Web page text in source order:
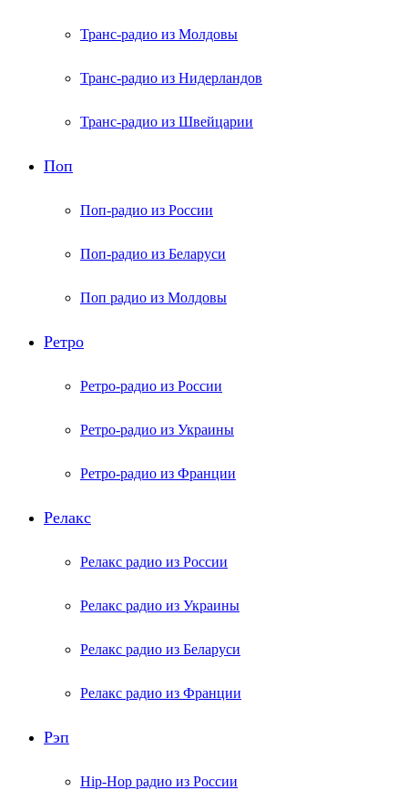
Транс-радио из Молдовы
Транс-радио из Нидерландов
Транс-радио из Швейцарии
Поп
Поп-радио из России
Поп-радио из Беларуси
Поп радио из Молдовы
Ретро
Ретро-радио из России
Ретро-радио из Украины
Ретро-радио из Франции
Релакс
Релакс радио из России
Релакс радио из Украины
Релакс радио из Беларуси
Релакс радио из Франции
Рэп
Hip-Hop радио из России